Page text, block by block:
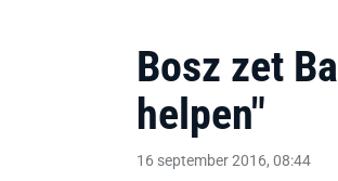
Bosz zet
helpen"
16 september 2016, 08:44